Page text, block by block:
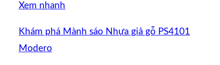
Xem nhanh
Khám phá Mành sáo Nhựa giả gỗ PS4101
Modero